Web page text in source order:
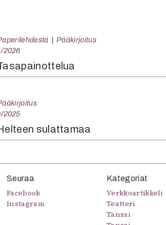
Pääkirjoitus
2026
2025
sulattamaa
Seuraa
Facebook
Instagram
Kategoriat
Verkkoartikkeli
Teatteri
Tanssi